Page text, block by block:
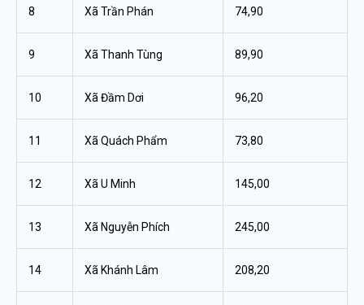
8 Xã Trần Phán 74,90
9 Xã Thanh Tùng 89,90
10 Xã Đầm Dơi 96,20
11 Xã Quách Phẩm 73,80
12 Xã U Minh 145,00
13 Xã Nguyễn Phích 245,00
14 Xã Khánh Lâm 208,20